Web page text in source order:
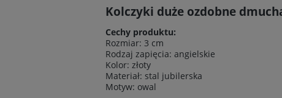
Kolczyki duże ozdobne
Cechy produktu:
Rozmiar: 3 cm
Rodzaj zapięcia: angielskie
Kolor: złoty
Materiał: stal jubilerska
Motyw: owal